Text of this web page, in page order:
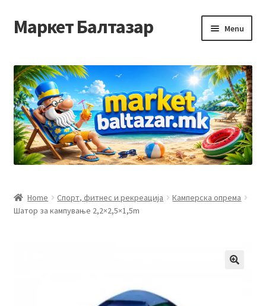
Skip
to
Skip
to
Маркет Балтазар Menu
Checkout
Homepage
Privacy Policy
Контакт
Home Спорт, фитнес и рекреација
Камперска опрема
Шатор за кампување 2,2×2,5×1,5m